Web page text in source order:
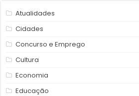
Atualidades
Cidades
Concurso e Emprego
Cultura
Economia
Educação